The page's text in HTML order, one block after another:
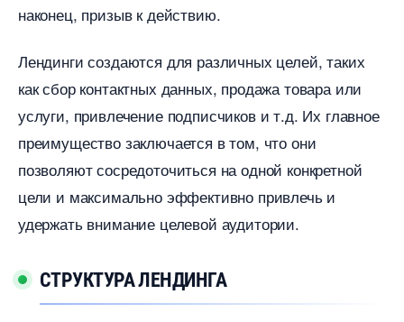
наконец, призыв к действию.​
Лендинги создаются для различных целей, таких
как сбор контактных данных, продажа товара или
услуги, привлечение подписчиков и т.​д.​ Их главное
преимущество заключается в том, что они
позволяют сосредоточиться на одной конкретной
цели и максимально эффективно привлечь и
удержать внимание целевой аудитории.​
СТРУКТУРА ЛЕНДИНГА